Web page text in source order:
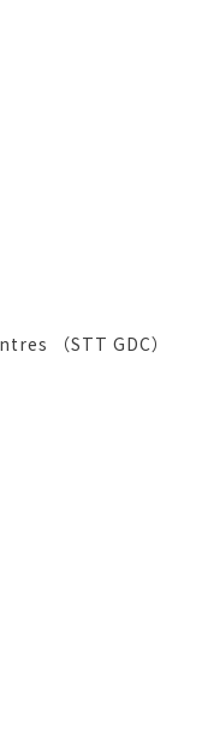
（STT GDC）